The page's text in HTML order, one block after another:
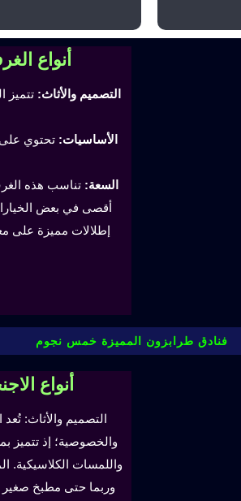
أنواع
التصميم والأثاث: تتميز
الأساسيات: تحتوي
السعة:
أقصى في بعض
إطلالات مميزة على
فنادق طرابزون المميزة خمس نجوم
أنواع
التصميم والأثاث: تُعد
والخصوصية؛ إذ تتميز
واللمسات الكلاسيكية.
وربما حتى مطبخ صغير